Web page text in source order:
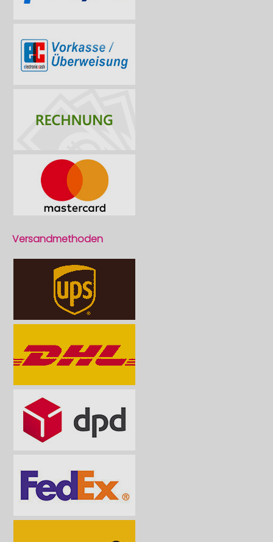
Versandmethoden